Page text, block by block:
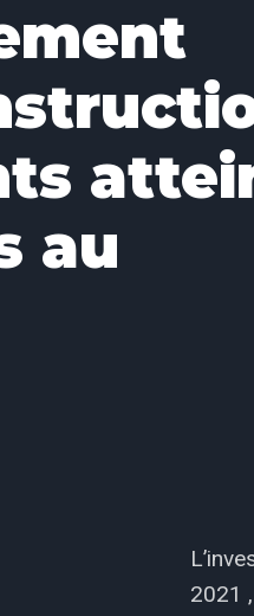
au
2021 ,